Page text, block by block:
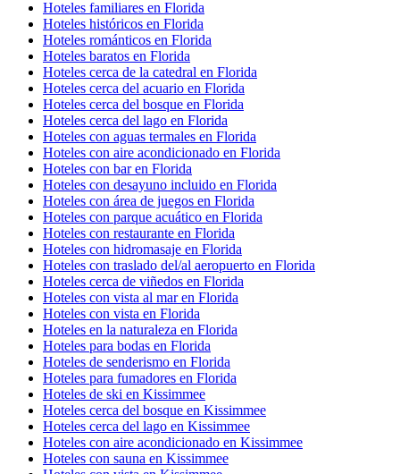
Hoteles familiares en Florida
Hoteles históricos en Florida
Hoteles románticos en Florida
Hoteles baratos en Florida
Hoteles cerca de la catedral en Florida
Hoteles cerca del acuario en Florida
Hoteles cerca del bosque en Florida
Hoteles cerca del lago en Florida
Hoteles con aguas termales en Florida
Hoteles con aire acondicionado en Florida
Hoteles con bar en Florida
Hoteles con desayuno incluido en Florida
Hoteles con área de juegos en Florida
Hoteles con parque acuático en Florida
Hoteles con restaurante en Florida
Hoteles con hidromasaje en Florida
Hoteles con traslado del/al aeropuerto en Florida
Hoteles cerca de viñedos en Florida
Hoteles con vista al mar en Florida
Hoteles con vista en Florida
Hoteles en la naturaleza en Florida
Hoteles para bodas en Florida
Hoteles de senderismo en Florida
Hoteles para fumadores en Florida
Hoteles de ski en Kissimmee
Hoteles cerca del bosque en Kissimmee
Hoteles cerca del lago en Kissimmee
Hoteles con aire acondicionado en Kissimmee
Hoteles con sauna en Kissimmee